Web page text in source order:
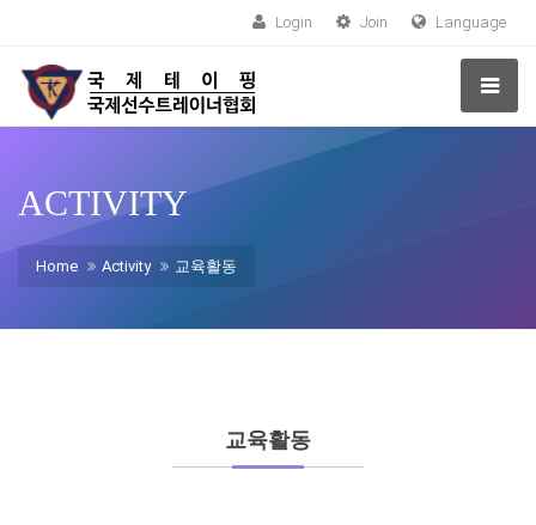
Login Join Language
ACTIVITY
Home Activity 교육활동
교육활동